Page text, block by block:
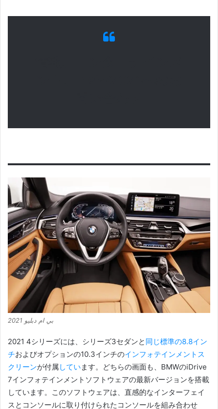
بي ام دبليو 2021
2021 4シリーズには 、シリーズ3セダンと 同じ標準の8.8イン
チおよびオプションの10.3インチのインフォテインメントス
クリーンが付属 してい ます。
どちらの画面も、BMWのiDrive
7インフォテインメントソフトウェアの最新バージョンを搭載
しています。このソフトウェアは、直感的なインターフェイ
スとコンソールに取り付けられたコンソールを組み合わせ